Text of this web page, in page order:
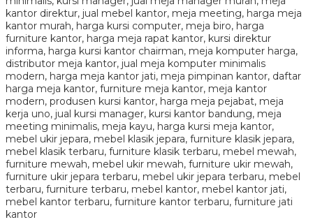
kantor direktur, jual mebel kantor, meja meeting, harga meja
kantor murah, harga kursi computer, meja biro, harga
furniture kantor, harga meja rapat kantor, kursi direktur
informa, harga kursi kantor chairman, meja komputer harga,
distributor meja kantor, jual meja komputer minimalis
modern, harga meja kantor jati, meja pimpinan kantor, daftar
harga meja kantor, furniture meja kantor, meja kantor
modern, produsen kursi kantor, harga meja pejabat, meja
kerja uno, jual kursi manager, kursi kantor bandung, meja
meeting minimalis, meja kayu, harga kursi meja kantor,
mebel ukir jepara, mebel klasik jepara, furniture klasik jepara,
mebel klasik terbaru, furniture klasik terbaru, mebel mewah,
furniture mewah, mebel ukir mewah, furniture ukir mewah,
furniture ukir jepara terbaru, mebel ukir jepara terbaru, mebel
terbaru, furniture terbaru, mebel kantor, mebel kantor jati,
mebel kantor terbaru, furniture kantor terbaru, furniture jati
kantor